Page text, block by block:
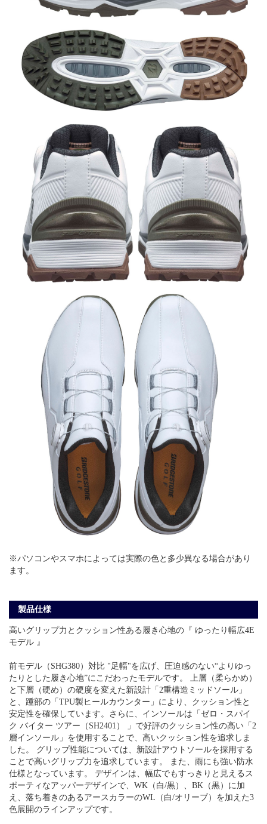
※パソコンやスマホによっては実際の色と多少異なる場合があり
ます。
製品仕様
高いグリップ力とクッション性ある履き心地の『 ゆったり幅広4E
モデル 』
前モデル（SHG380）対比 "足幅"を広げ、圧迫感のない“よりゆっ
たりとした履き心地”にこだわったモデルです。 上層（柔らかめ）
と下層（硬め）の硬度を変えた新設計「2重構造ミッドソール」
と、踵部の「TPU製ヒールカウンター」により、クッション性と
安定性を確保しています。さらに、インソールは「ゼロ・スパイ
ク バイター ツアー（SH2401） 」で好評のクッション性の高い「2
層インソール」を使用することで、高いクッション性を追求しま
した。 グリップ性能については、新設計アウトソールを採用する
ことで高いグリップ力を追求しています。 また、雨にも強い防水
仕様となっています。 デザインは、幅広でもすっきりと見えるス
ポーティなアッパーデザインで、WK（白/黒）、BK（黒）に加
え、落ち着きのあるアースカラーのWL（白/オリーブ）を加えた3
色展開のラインアップです。